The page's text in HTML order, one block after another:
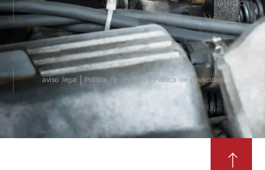
Toledo
aviso legal Política de cookies Política de privacidad